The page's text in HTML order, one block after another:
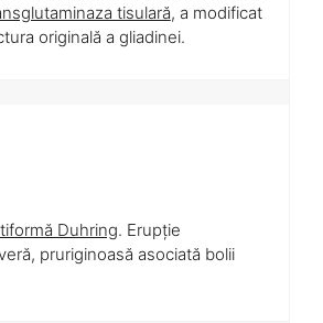
tisulară, a modificat
originală a gliadinei.
Duhring. Erupție
pruriginoasă asociată bolii